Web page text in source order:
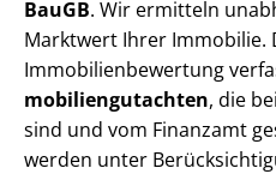
BauGB. Wir ermitteln
Marktwert Ihrer Immobilie.
Im­mo­bi­li­en­be­wer­tung
mo­bi­li­en­gut­ach­ten, die
sind und vom Finanzamt
werden unter